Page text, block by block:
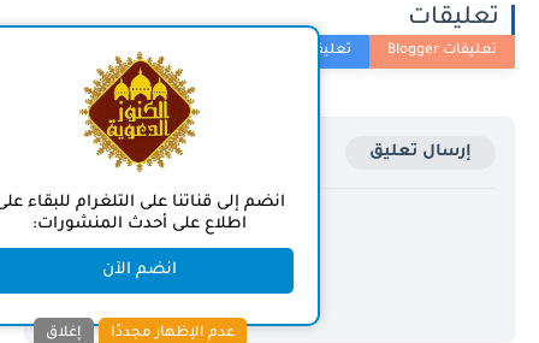
تعليق
انضم إلى قناتنا على التلغرام للبقاء على
اطلاع على أحدث المنشورات:
عدم الإظهار مجددًا إغلاق